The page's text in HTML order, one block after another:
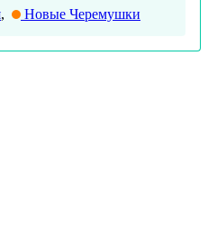
, Новые Черемушки